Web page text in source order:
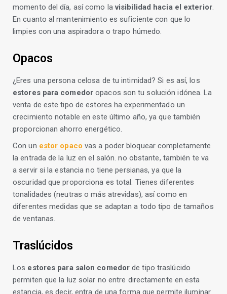
momento del día, así como lavisibilidad hacia el exterior.
En cuanto al mantenimiento es suficiente con que lo
limpies con una aspiradora o trapo húmedo.
Opacos
¿Eres una persona celosa de tu intimidad? Si es así, los
estores para comedor opacos son tu solución idónea. La
venta de este tipo de estores ha experimentado un
crecimiento notable en este último año, ya que también
proporcionan ahorro energético.
Con un estor opaco vas a poder bloquear completamente
la entrada de la luz en el salón. no obstante, también te va
a servir si la estancia no tiene persianas, ya que la
oscuridad que proporciona es total. Tienes diferentes
tonalidades (neutras o más atrevidas), así como en
diferentes medidas que se adaptan a todo tipo de tamaños
de ventanas.
Traslúcidos
Los estores para salon comedor de tipo traslúcido
permiten que la luz solar no entre directamente en esta
estancia, es decir, entra de una forma que permite iluminar